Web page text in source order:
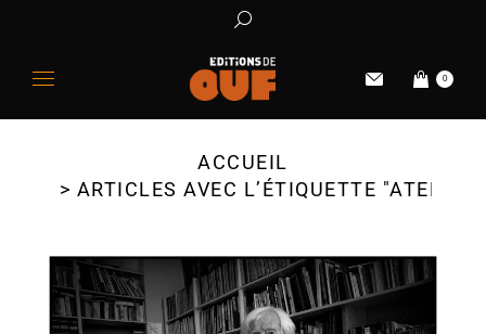
0
ACCUEIL
ARTICLES AVEC L’ÉTIQUETTE "ATELIER"